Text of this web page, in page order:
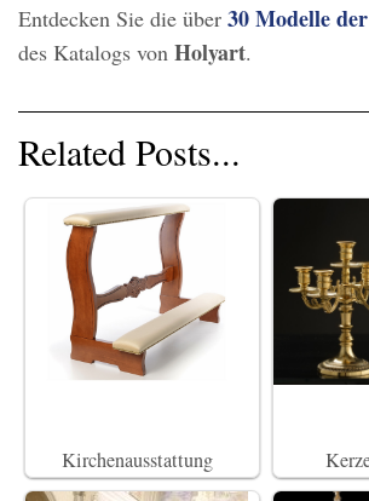
Entdecken Sie die über 30 Modelle
des Katalogs von Holyart.
Related Posts...
Kirchenausstattung